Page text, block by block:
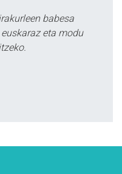
babesa
eta modu